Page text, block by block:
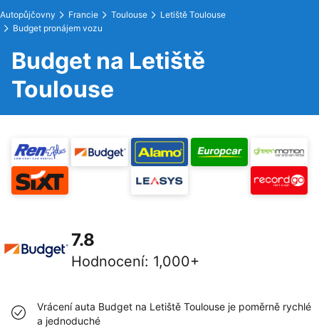
Autopůjčovny Francie Toulouse
Letiště Toulouse
Budget pronájem vozu
Budget na Letiště
Toulouse
7.8
Hodnocení: 1,000+
Vrácení auta Budget na Letiště Toulouse je poměrně rychlé
a jednoduché